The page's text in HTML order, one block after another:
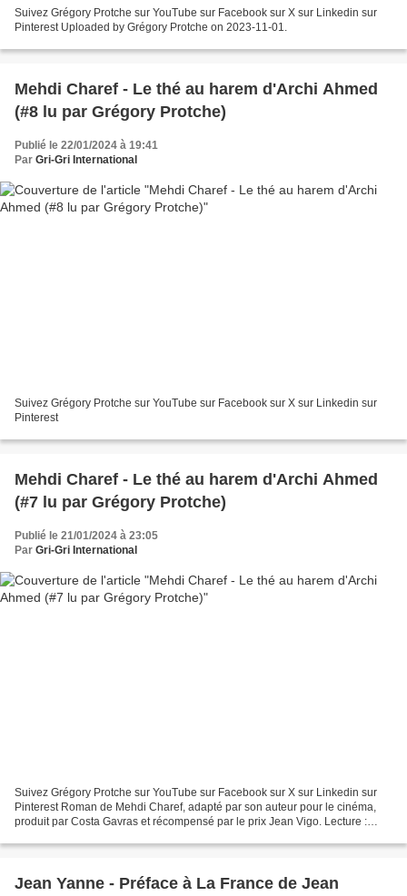
Suivez Grégory Protche sur YouTube sur Facebook sur X sur Linkedin sur
Pinterest Uploaded by Grégory Protche on 2023-11-01.
Mehdi Charef - Le thé au harem d'Archi Ahmed
(#8 lu par Grégory Protche)
Publié le 22/01/2024 à 19:41
Par Gri-Gri International
Suivez Grégory Protche sur YouTube sur Facebook sur X sur Linkedin sur
Pinterest
Mehdi Charef - Le thé au harem d'Archi Ahmed
(#7 lu par Grégory Protche)
Publié le 21/01/2024 à 23:05
Par Gri-Gri International
Suivez Grégory Protche sur YouTube sur Facebook sur X sur Linkedin sur
Pinterest Roman de Mehdi Charef, adapté par son auteur pour le cinéma,
produit par Costa Gavras et récompensé par le prix Jean Vigo. Lecture :
Jean Yanne - Préface à La France de Jean